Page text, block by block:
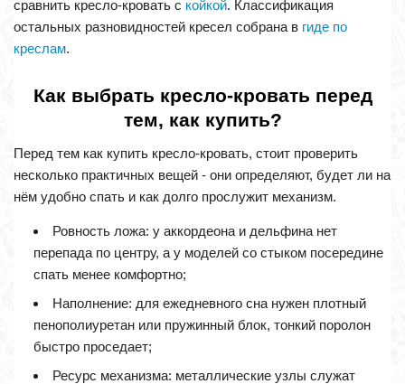
сравнить кресло-кровать с койкой. Классификация
остальных разновидностей кресел собрана в гиде по
креслам.
Как выбрать кресло-кровать перед
тем, как купить?
Перед тем как купить кресло-кровать, стоит проверить
несколько практичных вещей - они определяют, будет ли на
нём удобно спать и как долго прослужит механизм.
Ровность ложа: у аккордеона и дельфина нет
перепада по центру, а у моделей со стыком посередине
спать менее комфортно;
Наполнение: для ежедневного сна нужен плотный
пенополиуретан или пружинный блок, тонкий поролон
быстро проседает;
Ресурс механизма: металлические узлы служат